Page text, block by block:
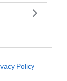
Policy
κόσμο
δύο